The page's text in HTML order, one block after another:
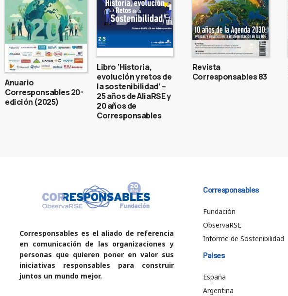
Anuario
Corresponsables 20ª
edición (2025)
Libro ‘Historia,
evolución y retos de
la sostenibilidad’ –
25 años de AliaRSE y
20 años de
Corresponsables
Revista
Corresponsables 83
Corresponsables es el aliado de referencia
en comunicación de las organizaciones y
personas que quieren poner en valor sus
iniciativas responsables para construir
juntos un mundo mejor.
Corresponsables
Fundación
ObservaRSE
Informe de Sostenibilidad
Países
España
Argentina